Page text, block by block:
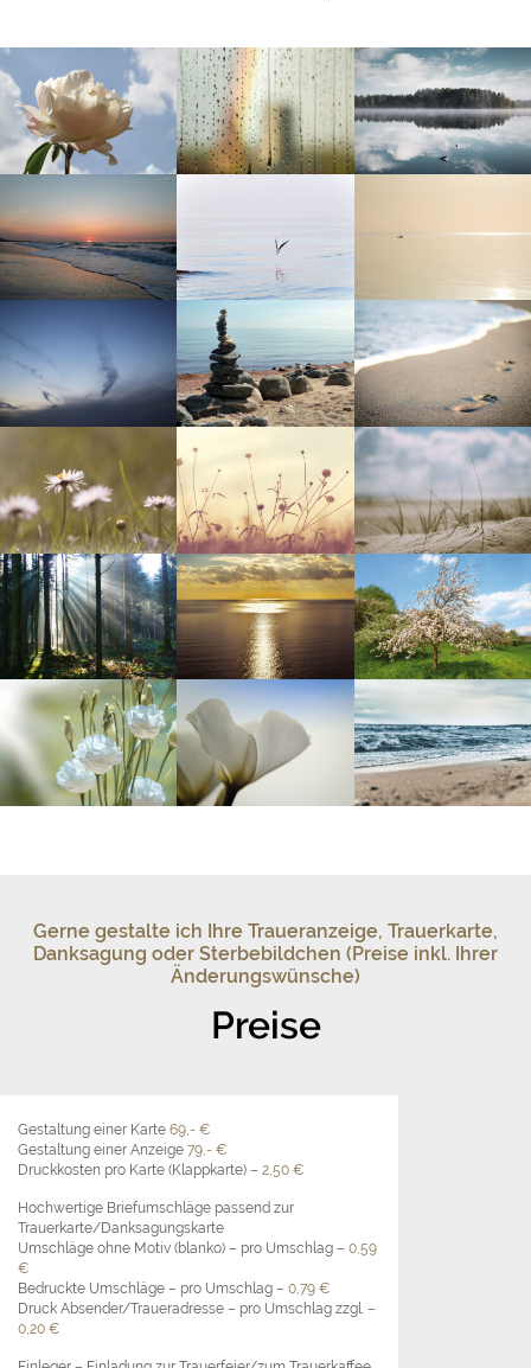
Gerne gestalte ich Ihre Traueranzeige, Trauerkarte,
Danksagung oder Sterbebildchen (Preise inkl. Ihrer
Änderungswünsche)
Preise
Gestaltung einer Karte 69,- €
Gestaltung einer Anzeige 79,- €
Druckkosten pro Karte (Klappkarte) – 2,50 €
Hochwertige Briefumschläge passend zur
Trauerkarte/Danksagungskarte
Umschläge ohne Motiv (blanko) – pro Umschlag – 0,59
€
Bedruckte Umschläge – pro Umschlag – 0,79 €
Druck Absender/Traueradresse – pro Umschlag zzgl. –
0,20 €